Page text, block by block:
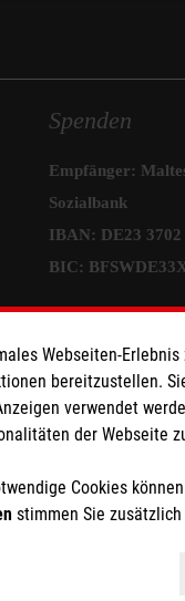
Spenden
Empfänger:
Sozialbank
IBAN: DE23 3702
BIC:
Informationen
Sitemap
Impressum
Cookies
Webseiten-
bereitzustellen.
verwendet
der Webseite
Cookies
stimmen Sie